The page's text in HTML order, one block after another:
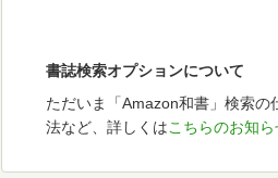
書誌検索オプションについて
ただいま「Amazon和書」検索
法など、詳しくはこちらのお知ら